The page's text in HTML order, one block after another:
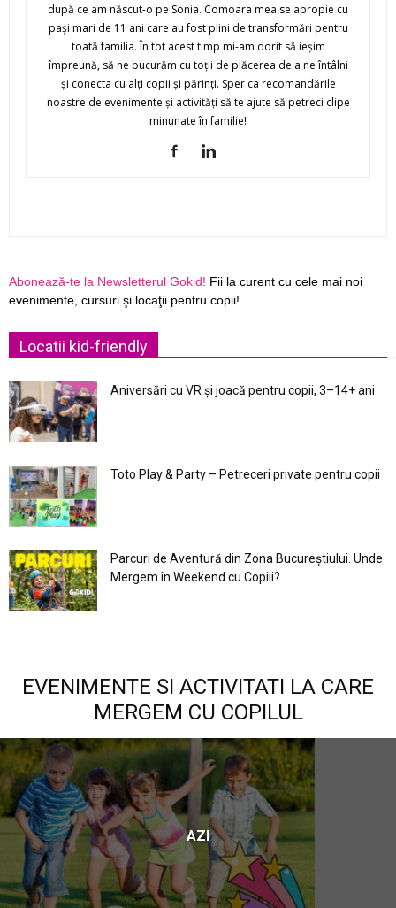
după ce am născut-o pe Sonia. Comoara mea se apropie cu
paşi mari de 11 ani care au fost plini de transformări pentru
toată familia. În tot acest timp mi-am dorit să ieşim
împreună, să ne bucurăm cu toţii de plăcerea de a ne întâlni
şi conecta cu alţi copii şi părinţi. Sper ca recomandările
noastre de evenimente şi activităţi să te ajute să petreci clipe
minunate în familie!
Abonează-te la Newsletterul Gokid! Fii la curent cu cele mai noi
evenimente, cursuri şi locaţii pentru copii!
Locatii kid-friendly
Aniversări cu VR și joacă pentru copii, 3–14+ ani
Toto Play & Party – Petreceri private pentru copii
Parcuri de Aventură din Zona Bucureştiului. Unde
Mergem în Weekend cu Copiii?
EVENIMENTE SI ACTIVITATI LA CARE
MERGEM CU COPILUL
AZI